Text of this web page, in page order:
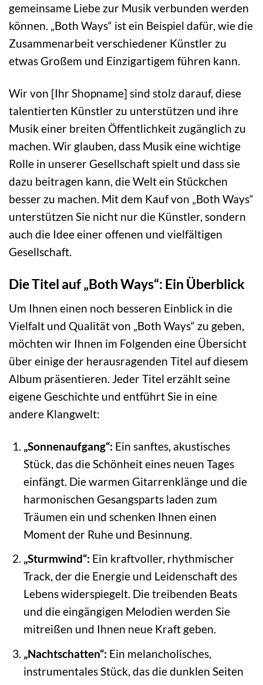
gemeinsame Liebe zur Musik verbunden werden
können. „Both Ways“ ist ein Beispiel dafür, wie die
Zusammenarbeit verschiedener Künstler zu
etwas Großem und Einzigartigem führen kann.
Wir von [Ihr Shopname] sind stolz darauf, diese
talentierten Künstler zu unterstützen und ihre
Musik einer breiten Öffentlichkeit zugänglich zu
machen. Wir glauben, dass Musik eine wichtige
Rolle in unserer Gesellschaft spielt und dass sie
dazu beitragen kann, die Welt ein Stückchen
besser zu machen. Mit dem Kauf von „Both Ways“
unterstützen Sie nicht nur die Künstler, sondern
auch die Idee einer offenen und vielfältigen
Gesellschaft.
Die Titel auf „Both Ways“: Ein Überblick
Um Ihnen einen noch besseren Einblick in die
Vielfalt und Qualität von „Both Ways“ zu geben,
möchten wir Ihnen im Folgenden eine Übersicht
über einige der herausragenden Titel auf diesem
Album präsentieren. Jeder Titel erzählt seine
eigene Geschichte und entführt Sie in eine
andere Klangwelt:
„Sonnenaufgang“: Ein sanftes, akustisches
Stück, das die Schönheit eines neuen Tages
einfängt. Die warmen Gitarrenklänge und die
harmonischen Gesangsparts laden zum
Träumen ein und schenken Ihnen einen
Moment der Ruhe und Besinnung.
„Sturmwind“: Ein kraftvoller, rhythmischer
Track, der die Energie und Leidenschaft des
Lebens widerspiegelt. Die treibenden Beats
und die eingängigen Melodien werden Sie
mitreißen und Ihnen neue Kraft geben.
„Nachtschatten“: Ein melancholisches,
instrumentales Stück, das die dunklen Seiten